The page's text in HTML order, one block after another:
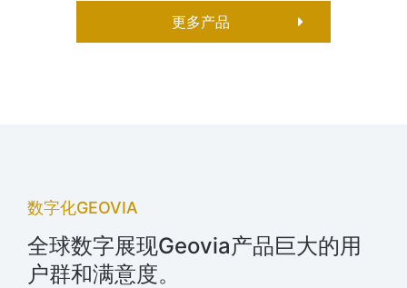
更多产品
数字化GEOVIA
全球数字展现Geovia产品巨大的用
户群和满意度。